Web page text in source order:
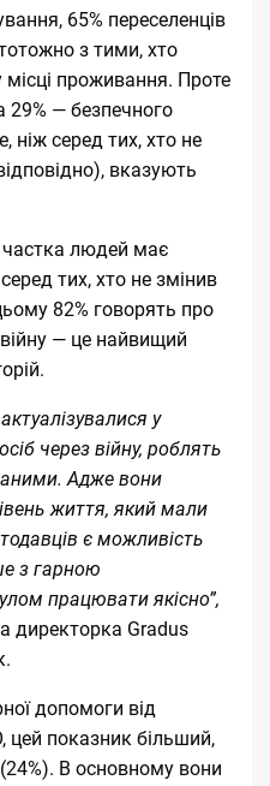
65% переселенців
з тими, хто
проживання. Проте
29% — безпечного
ніж серед тих, хто не
вказують
людей має
тих, хто не змінив
82% говорять про
— це найвищий
у
через війну, роблять
Адже вони
життя, який мали
є можливість
з гарною
працювати якісно”,
директорка Gradus
допомоги від
показник більший,
(24%). В основному вони